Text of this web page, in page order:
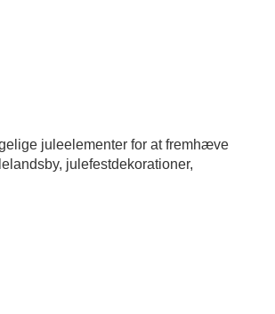
juleelementer for at fremhæve
julefestdekorationer,